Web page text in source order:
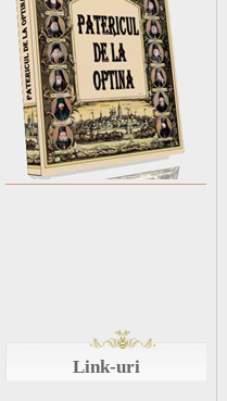
Link-uri